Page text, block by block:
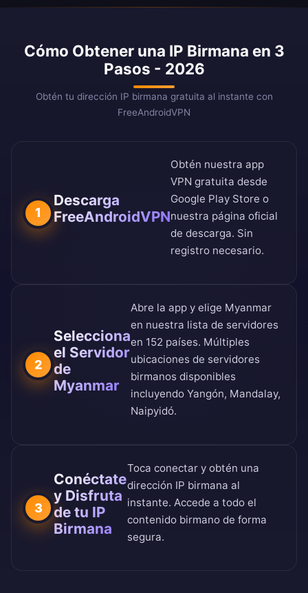
Cómo Obtener una IP Birmana en 3
Pasos - 2026
Obtén tu dirección IP birmana gratuita al instante con
FreeAndroidVPN
1
Descarga
FreeAndroidVPN
Obtén nuestra app
VPN gratuita desde
Google Play Store o
nuestra página oficial
de descarga. Sin
registro necesario.
2
Selecciona
el Servidor
de
Myanmar
Abre la app y elige Myanmar
en nuestra lista de servidores
en 152 países. Múltiples
ubicaciones de servidores
birmanos disponibles
incluyendo Yangón, Mandalay,
Naipyidó.
3
Conéctate
y Disfruta
de tu IP
Birmana
Toca conectar y obtén una
dirección IP birmana al
instante. Accede a todo el
contenido birmano de forma
segura.